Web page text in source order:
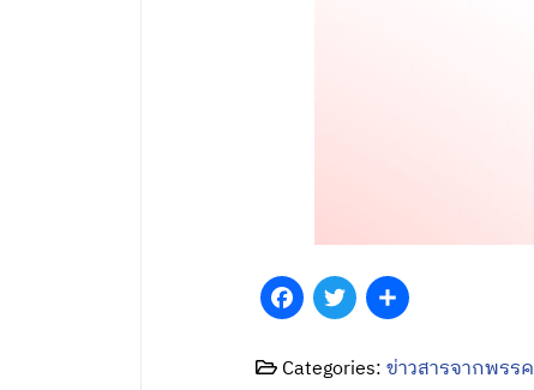
Facebook
TwitterShare
Categories:ข่าวสารจากพรรค